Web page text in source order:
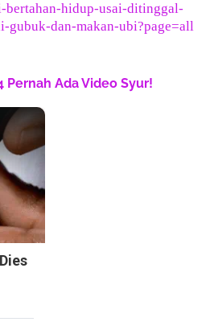
bertahan-hidup-usai-ditinggal-
gubuk-dan-makan-ubi?page=all
Pernah Ada Video Syur!